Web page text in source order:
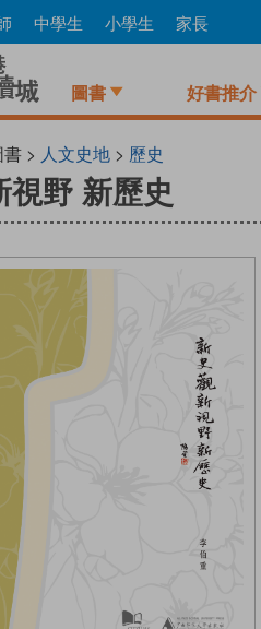
中學生 小學生 家長
圖書 好書推介
> 人文史地 > 歷史
視野 新歷史